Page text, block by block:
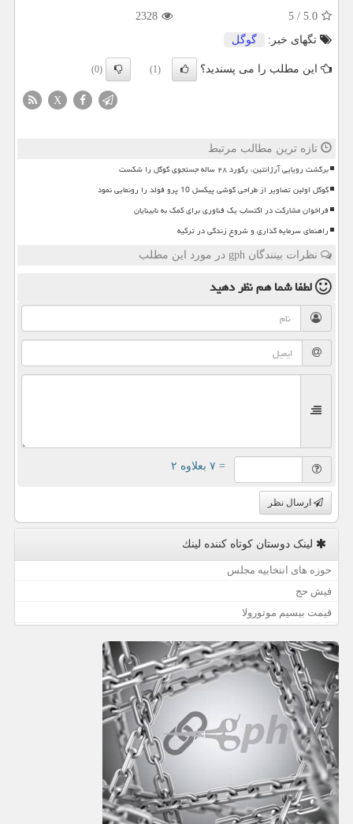
5.0
/
5
2328
تگهای خبر:
گوگل
این مطلب را می پسندید؟ (1)
(0)
X
تازه ترین مطالب مرتبط
برگشت رویایی آرژانتین، رکورد ۲۸ ساله جستجوی گوگل را شکست
گوگل اولین تصاویر از طراحی گوشی پیکسل 10 پرو فولد را رونمایی نمود
فراخوان مشارکت در اکتساب یک فناوری برای کمک به نابینایان
راهنمای سرمایه گذاری و شروع زندگی در ترکیه
نظرات بینندگان gph در مورد این مطلب
لطفا شما همنظر دهید
= ۷ بعلاوه ۲
ارسال نظر
لینک دوستان كوتاه كننده لینك
حوزه های انتخابیه مجلس
فیش حج
قیمت بیسیم موتورولا